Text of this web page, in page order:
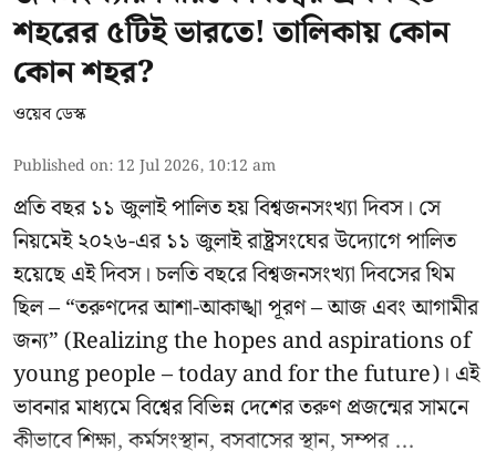
শহরের ৫টিই ভারতে! তালিকায় কোন
কোন শহর?
ওয়েব ডেস্ক
Published on: 12 Jul 2026, 10:12 am
প্রতি বছর ১১ জুলাই পালিত হয় বিশ্বজনসংখ্যা দিবস। সে
নিয়মেই ২০২৬-এর ১১ জুলাই রাষ্ট্রসংঘের উদ্যোগে পালিত
হয়েছে এই দিবস। চলতি বছরে বিশ্বজনসংখ্যা দিবসের থিম
ছিল – “তরুণদের আশা-আকাঙ্খা পূরণ – আজ এবং আগামীর
জন্য” (Realizing the hopes and aspirations of
young people – today and for the future)। এই
ভাবনার মাধ্যমে বিশ্বের বিভিন্ন দেশের তরুণ প্রজন্মের সামনে
কীভাবে শিক্ষা, কর্মসংস্থান, বসবাসের স্থান, সম্পর ...